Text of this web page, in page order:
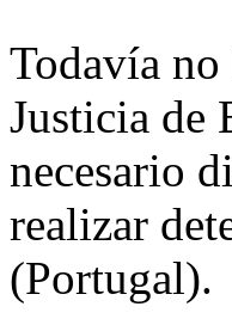
Todavía
Justicia de
necesario
realizar
(Portugal).